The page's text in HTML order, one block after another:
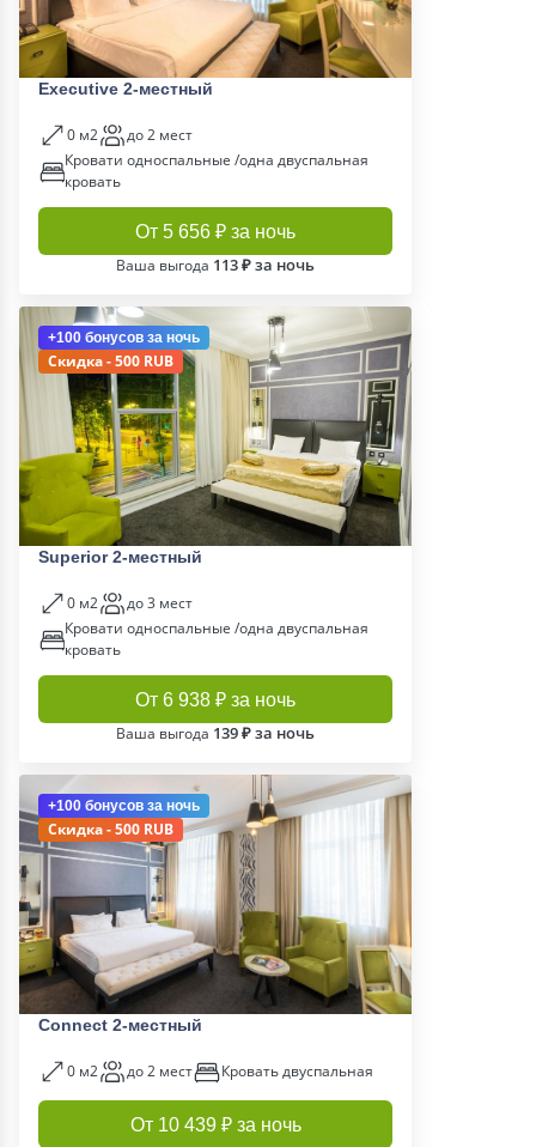
Executive 2-местный
0 м2
до 2 мест
Кровати односпальные /одна двуспальная
кровать
От 5 656 ₽ за ночь
Ваша выгода 113 ₽ за ночь
+100 бонусов за ночь
Скидка - 500 RUB
Superior 2-местный
0 м2
до 3 мест
Кровати односпальные /одна двуспальная
кровать
От 6 938 ₽ за ночь
Ваша выгода 139 ₽ за ночь
+100 бонусов за ночь
Скидка - 500 RUB
Connect 2-местный
0 м2 до 2 мест Кровать двуспальная
От 10 439 ₽ за ночь